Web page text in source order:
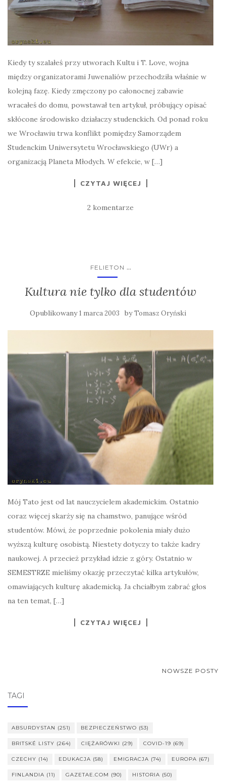
Kiedy ty szalałeś przy utworach Kultu i T. Love, wojna
między organizatorami Juwenaliów przechodziła właśnie w
kolejną fazę. Kiedy zmęczony po całonocnej zabawie
wracałeś do domu, powstawał ten artykuł, próbujący opisać
skłócone środowisko działaczy studenckich. Od ponad roku
we Wrocławiu trwa konflikt pomiędzy Samorządem
Studenckim Uniwersytetu Wrocławskiego (UWr) a
organizacją Planeta Młodych. W efekcie, w […]
CZYTAJ WIĘCEJ
2 komentarze
FELIETON ...
Kultura nie tylko dla studentów
Opublikowany1 marca 2003 byTomasz Oryński
Mój Tato jest od lat nauczycielem akademickim. Ostatnio
coraz więcej skarży się na chamstwo, panujące wśród
studentów. Mówi, że poprzednie pokolenia miały dużo
wyższą kulturę osobistą. Niestety dotyczy to także kadry
naukowej. A przecież przykład idzie z góry. Ostatnio w
SEMESTRZE mieliśmy okazję przeczytać kilka artykułów,
omawiających kulturę akademicką. Ja chciałbym zabrać głos
na ten temat, […]
CZYTAJ WIĘCEJ
NOWSZE POSTY
TAGI
ABSURDYSTAN (251) BEZPIECZEŃSTWO (53)
BRITSKÉ LISTY (264) CIĘŻARÓWKI (29) COVID-19 (69)
CZECHY (14) EDUKACJA (58) EMIGRACJA (74) EUROPA (67)
FINLANDIA (11) GAZETAE.COM (90) HISTORIA (50)